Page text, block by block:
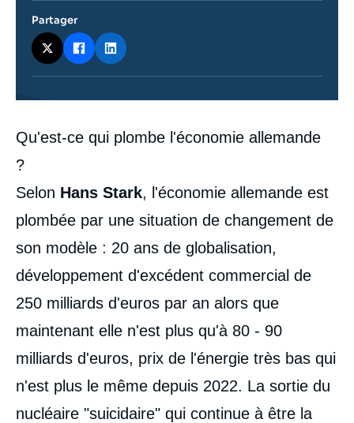
Contenu
intervention
médiatique
Qu'est-ce qui plombe l'économie allemande
?
Selon Hans Stark, l'économie allemande est
plombée par une situation de changement de
son modèle : 20 ans de globalisation,
développement d'excédent commercial de
250 milliards d'euros par an alors que
maintenant elle n'est plus qu'à 80 - 90
milliards d'euros, prix de l'énergie très bas qui
n'est plus le même depuis 2022. La sortie du
nucléaire "suicidaire" qui continue à être la
Partager